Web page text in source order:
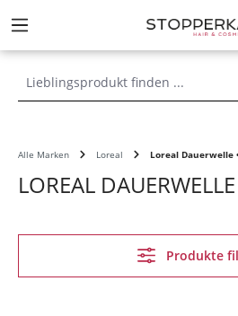
springen
Alle Marken Loreal Loreal Dauerwelle
LOREAL
Produkte